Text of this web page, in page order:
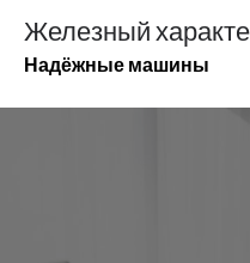
содержимому
Железный
Надёжные машины